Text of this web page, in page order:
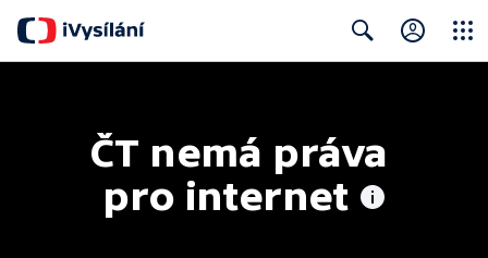
ČT nemá práva
pro internet